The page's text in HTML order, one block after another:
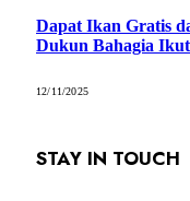
Dapat Ikan Gratis
Dukun Bahagia
12/11/2025
STAY IN TOUCH